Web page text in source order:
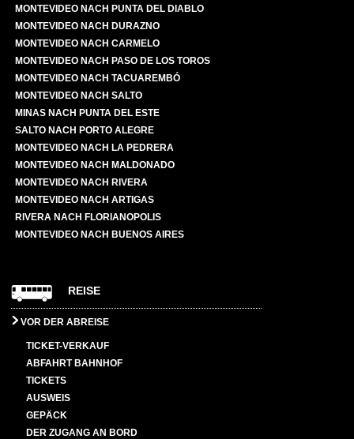
MONTEVIDEO NACH PUNTA DEL DIABLO
MONTEVIDEO NACH DURAZNO
MONTEVIDEO NACH CARMELO
MONTEVIDEO NACH PASO DE LOS TOROS
MONTEVIDEO NACH TACUAREMBÓ
MONTEVIDEO NACH SALTO
MINAS NACH PUNTA DEL ESTE
SALTO NACH PORTO ALEGRE
MONTEVIDEO NACH LA PEDRERA
MONTEVIDEO NACH MALDONADO
MONTEVIDEO NACH RIVERA
MONTEVIDEO NACH ARTIGAS
RIVERA NACH FLORIANOPOLIS
MONTEVIDEO NACH BUENOS AIRES
REISE
VOR DER ABREISE
TICKET-VERKAUF
ABFAHRT BAHNHOF
TICKETS
AUSWEIS
GEPÄCK
DER ZUGANG AN BORD